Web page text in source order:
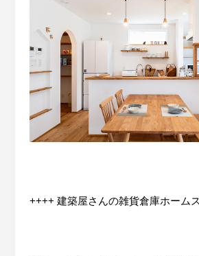
++++ 建築屋さんの雑貨倉庫ホーム